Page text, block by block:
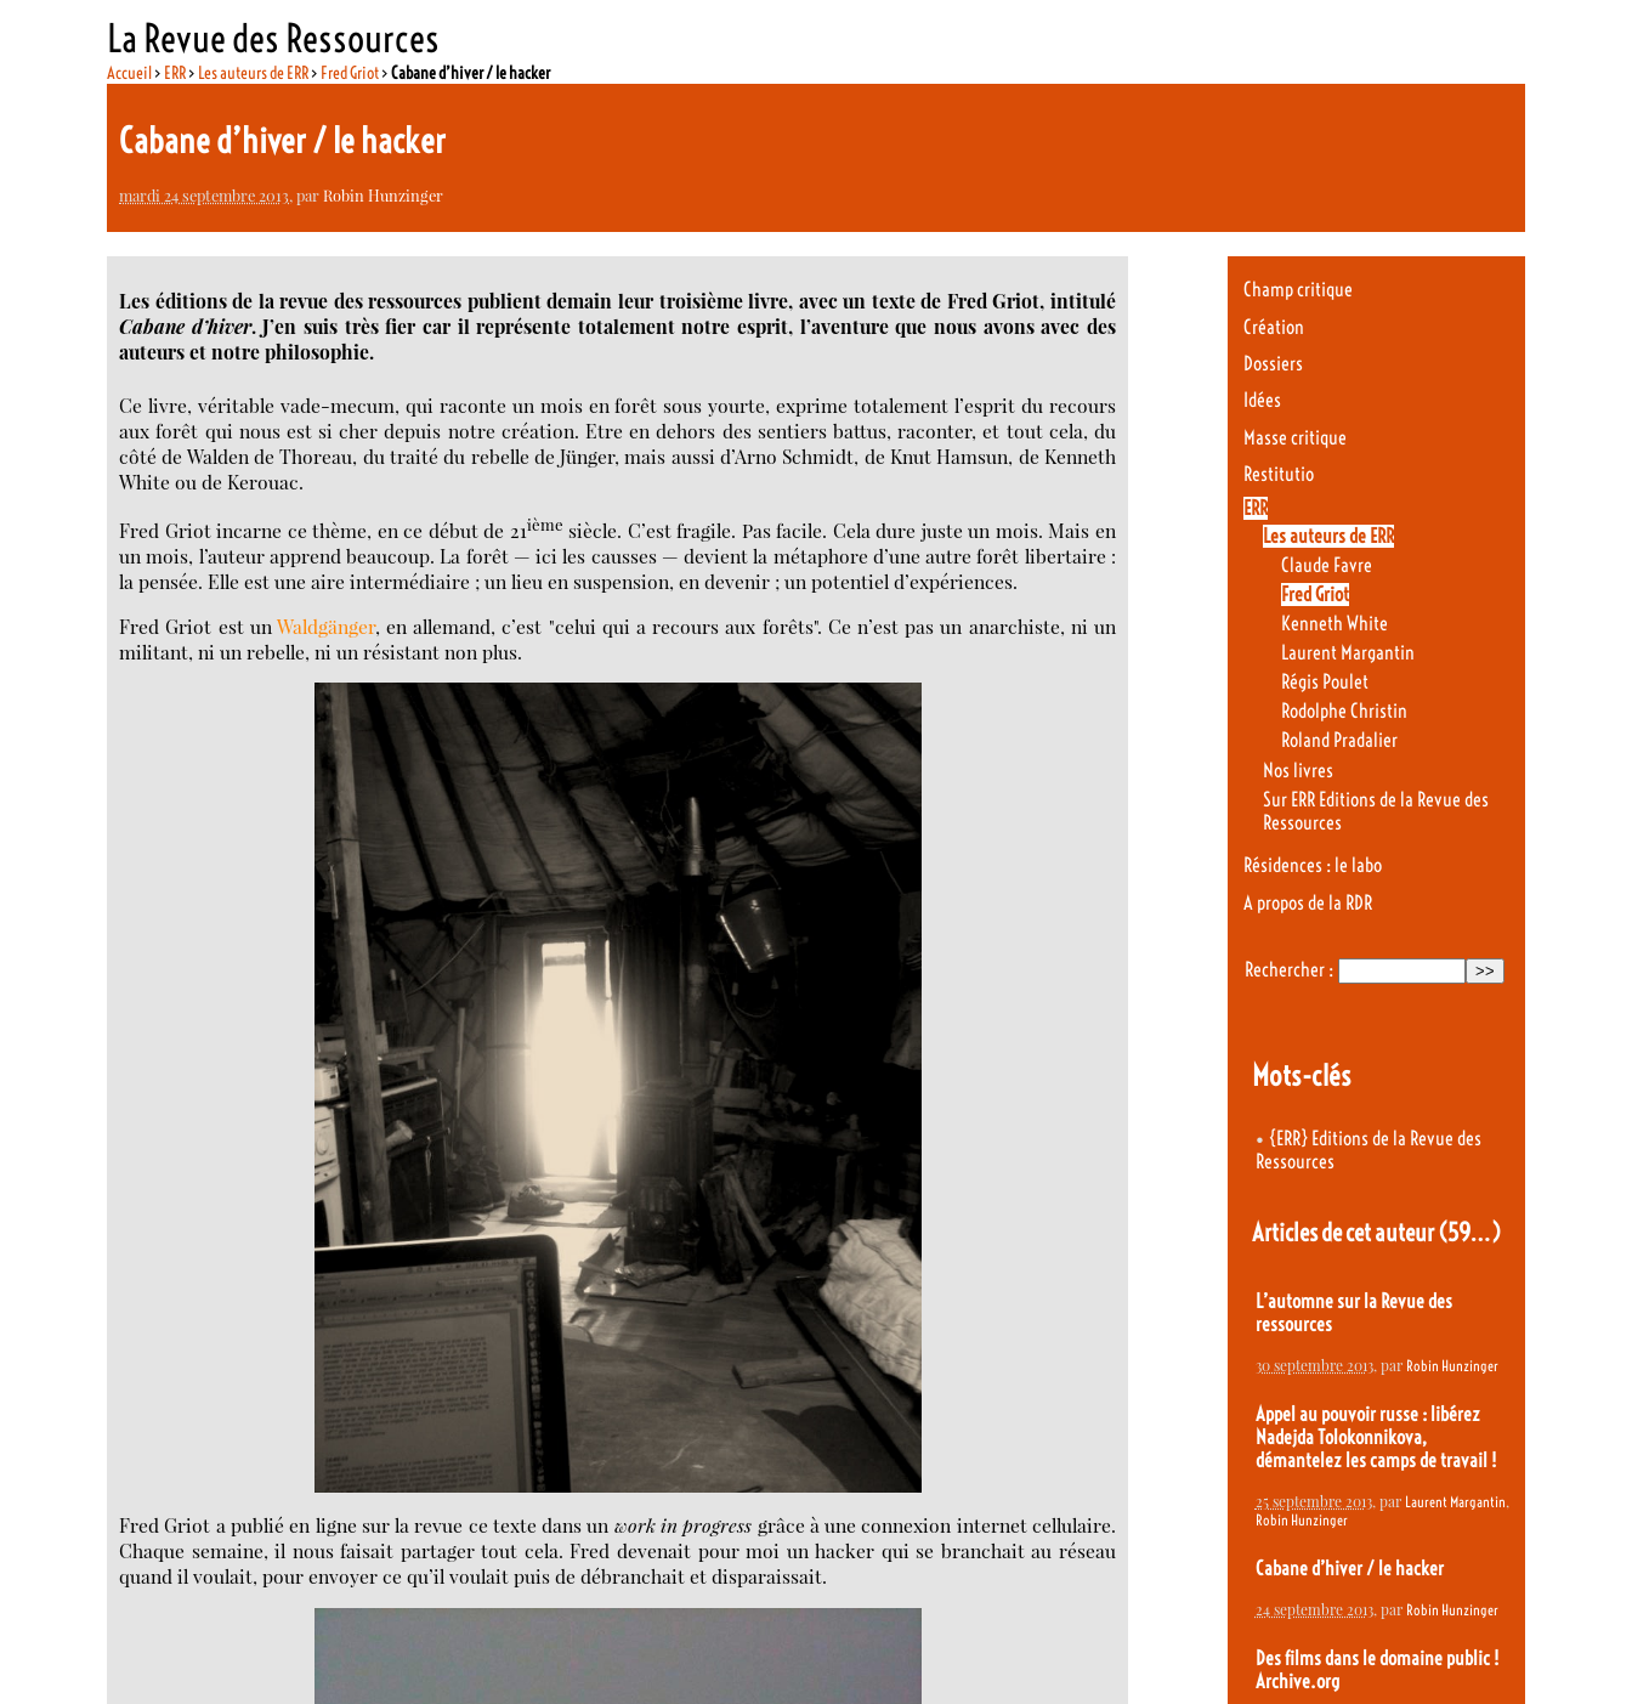
La Revue des Ressources
Accueil> ERR> Les auteurs de ERR> Fred Griot>Cabane d’hiver / le hacker
Cabane d’hiver / le hacker
mardi 24 septembre 2013, parRobin Hunzinger
Les éditions de la revue des ressources publient demain leur troisième livre, avec un texte de Fred Griot, intitulé
Cabane d’hiver. J’en suis très fier car il représente totalement notre esprit, l’aventure que nous avons avec des
auteurs et notre philosophie.
Ce livre, véritable vade-mecum, qui raconte un mois en forêt sous yourte, exprime totalement l’esprit du recours
aux forêt qui nous est si cher depuis notre création. Etre en dehors des sentiers battus, raconter, et tout cela, du
côté de Walden de Thoreau, du traité du rebelle de Jünger, mais aussi d’Arno Schmidt, de Knut Hamsun, de Kenneth
White ou de Kerouac.
Fred Griot incarne ce thème, en ce début de 21ième siècle. C’est fragile. Pas facile. Cela dure juste un mois. Mais en
un mois, l’auteur apprend beaucoup. La forêt — ici les causses — devient la métaphore d’une autre forêt libertaire :
la pensée. Elle est une aire intermédiaire ; un lieu en suspension, en devenir ; un potentiel d’expériences.
Fred Griot est un Waldgänger, en allemand, c’est "celui qui a recours aux forêts". Ce n’est pas un anarchiste, ni un
militant, ni un rebelle, ni un résistant non plus.
Fred Griot a publié en ligne sur la revue ce texte dans un work in progress grâce à une connexion internet cellulaire.
Chaque semaine, il nous faisait partager tout cela. Fred devenait pour moi un hacker qui se branchait au réseau
quand il voulait, pour envoyer ce qu’il voulait puis de débranchait et disparaissait.
Champ critique
Création
Dossiers
Idées
Masse critique
Restitutio
ERR
Les auteurs de ERR
Claude Favre
Fred Griot
Kenneth White
Laurent Margantin
Régis Poulet
Rodolphe Christin
Roland Pradalier
Nos livres
Sur ERR Editions de la Revue des
Ressources
Résidences : le labo
A propos de la RDR
Rechercher :
Mots-clés
• {ERR} Editions de la Revue des
Ressources
Articles de cet auteur(59…)
L’automne sur la Revue des
ressources
30 septembre 2013, par Robin Hunzinger
Appel au pouvoir russe : libérez
Nadejda Tolokonnikova,
démantelez les camps de travail !
25 septembre 2013, par Laurent Margantin,
Robin Hunzinger
Cabane d’hiver / le hacker
24 septembre 2013, par Robin Hunzinger
Des films dans le domaine public !
Archive.org